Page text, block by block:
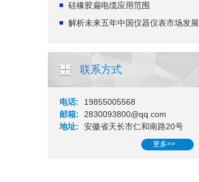
硅橡胶扁电缆应用范围
解析未来五年中国仪器仪表市场发展
联系方式
电话:
19855005568
邮箱:
2830093800@qq.com
地址:
安徽省天长市仁和南路20号
更多>>